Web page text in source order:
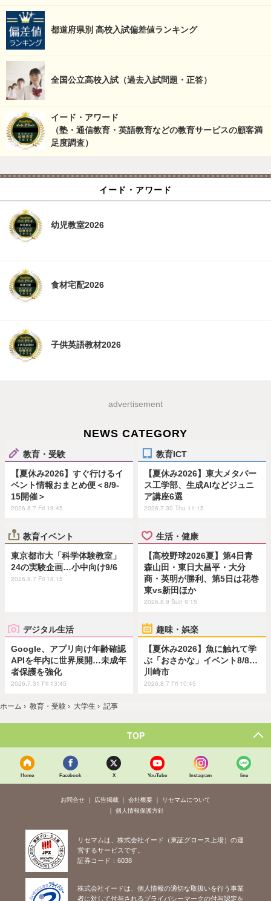
都道府県別 高校入試偏差値ランキング
全国公立高校入試（過去入試問題・正答）
イード・アワード
（塾・通信教育・英語教育などの教育サービスの顧客満
足度調査）
イード・アワード
幼児教室2026
食材宅配2026
子供英語教材2026
advertisement
NEWS CATEGORY
教育・受験
【夏休み2026】すぐ行けるイ
ベント情報おまとめ便＜8/9-
15開催＞
2026.8.7 Fri 19:45
教育ICT
【夏休み2026】東大メタバー
ス工学部、生成AIなどジュニ
ア講座6選
2026.7.30 Thu 11:15
教育イベント
東京都市大「科学体験教室」
24の実験企画…小中向け9/6
2026.8.7 Fri 18:15
生活・健康
【高校野球2026夏】第4日青
森山田・東日大昌平・大分
商・英明が勝利、第5日は花巻
東vs新田ほか
2026.8.9 Sun 9:15
デジタル生活
Google、アプリ向け年齢確認
APIを年内に世界展開…未成年
者保護を強化
2026.7.31 Fri 13:45
趣味・娯楽
【夏休み2026】魚に触れて学
ぶ「おさかな」イベント8/8…
川崎市
2026.8.7 Fri 10:45
ホーム › 教育・受験 › 大学生 › 記事
TOP
Home Facebook X YouTube Instagram line
お問合せ 広告掲載 会社概要
リセマムについて
個人情報保護方針
リセマムは、株式会社イード（東証グロース上場）の運
営するサービスです。
証券コード：6038
株式会社イードは、個人情報の適切な取扱いを行う事業
者に対して付与されるプライバシーマークの付与認定を